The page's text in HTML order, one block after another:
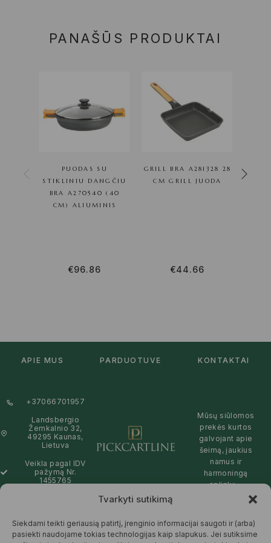
Tvarkyti sutikimą
Siekdami teikti geriausią patirtį, įrenginio informacijai saugoti ir (arba)
pasiekti naudojame tokias technologijas kaip slapukus. Jei sutiksime
PANAŠŪS PRODUKTAI
PUODAS SU
STIKLINIU DANGČIU
BRA A270540 (40
CM) ALIUMINIS
€96.86
GRILL BRA A281328 28
CM GRILL JUODA
€44.66
APIE MUS PARDUOTUVĖ KONTAKTAI
+37066701957
Landsbergio
Žemkalnio 32,
49295 Kaunas,
Lietuva
Veikla pagal IDV
pažymą Nr.
1455765
09:00 - 19:00
Mūsų siūlomos
prekės kurtos
galvojant apie
šeimą, jaukius
namus ir
harmoningą
aplinką –
draugiškos tiek
Jums, tiek